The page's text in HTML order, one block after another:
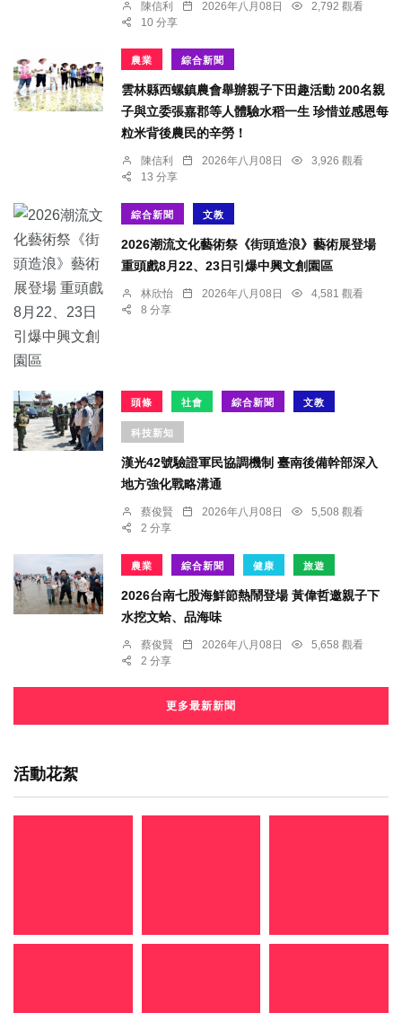
陳信利 2026年八月08日
2,792 觀看
10 分享
農業 綜合新聞
雲林縣西螺鎮農會舉辦親子下田趣活動 200名親
子與立委張嘉郡等人體驗水稻一生 珍惜並感恩每
粒米背後農民的辛勞！
陳信利 2026年八月08日
3,926 觀看
13 分享
綜合新聞 文教
2026潮流文化藝術祭《街頭造浪》藝術展登場
重頭戲8月22、23日引爆中興文創園區
林欣怡 2026年八月08日
4,581 觀看
8 分享
頭條 社會 綜合新聞 文教
科技新知
漢光42號驗證軍民協調機制 臺南後備幹部深入
地方強化戰略溝通
蔡俊賢 2026年八月08日
5,508 觀看
2 分享
農業 綜合新聞 健康 旅遊
2026台南七股海鮮節熱鬧登場 黃偉哲邀親子下
水挖文蛤、品海味
蔡俊賢 2026年八月08日
5,658 觀看
2 分享
更多最新新聞
活動花絮